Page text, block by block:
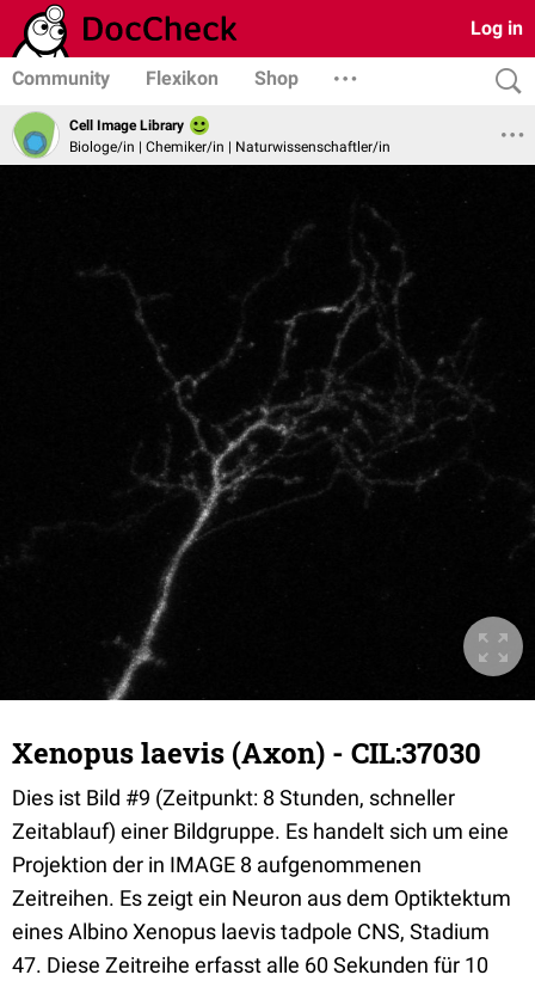
Log in
Community Flexikon Shop
Cell Image Library
Biologe/in | Chemiker/in | Naturwissenschaftler/in
Xenopus laevis (Axon) - CIL:37030
Dies ist Bild #9 (Zeitpunkt: 8 Stunden, schneller
Zeitablauf) einer Bildgruppe. Es handelt sich um eine
Projektion der in IMAGE 8 aufgenommenen
Zeitreihen. Es zeigt ein Neuron aus dem Optiktektum
eines Albino Xenopus laevis tadpole CNS, Stadium
47. Diese Zeitreihe erfasst alle 60 Sekunden für 10